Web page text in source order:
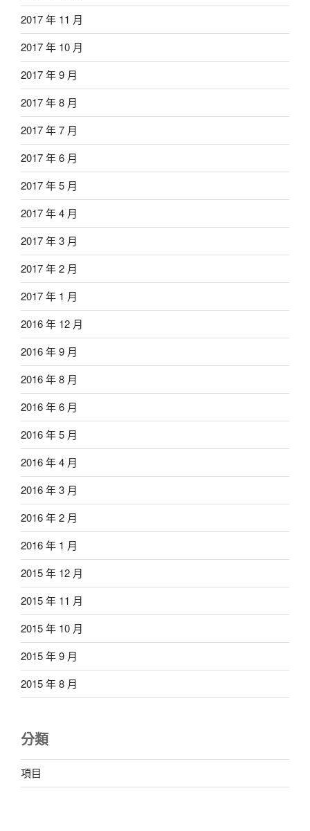
2017 年 11 月
2017 年 10 月
2017 年 9 月
2017 年 8 月
2017 年 7 月
2017 年 6 月
2017 年 5 月
2017 年 4 月
2017 年 3 月
2017 年 2 月
2017 年 1 月
2016 年 12 月
2016 年 9 月
2016 年 8 月
2016 年 6 月
2016 年 5 月
2016 年 4 月
2016 年 3 月
2016 年 2 月
2016 年 1 月
2015 年 12 月
2015 年 11 月
2015 年 10 月
2015 年 9 月
2015 年 8 月
分類
項目